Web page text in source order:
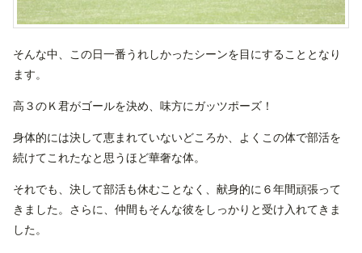
そんな中、この日一番うれしかったシーンを目にすることとなり
ます。
高３のＫ君がゴールを決め、味方にガッツポーズ！
身体的には決して恵まれていないどころか、よくこの体で部活を
続けてこれたなと思うほど華奢な体。
それでも、決して部活も休むことなく、献身的に６年間頑張って
きました。さらに、仲間もそんな彼をしっかりと受け入れてきま
した。